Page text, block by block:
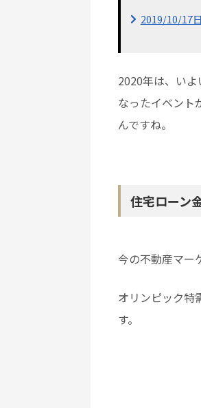
2019/10/17
2020年は、い
なったイベント
んですね。
住宅ローン
今の不動産マー
オリンピック特
す。